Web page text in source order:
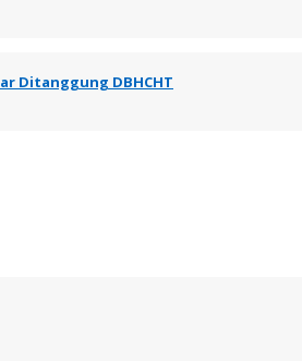
Ditanggung DBHCHT